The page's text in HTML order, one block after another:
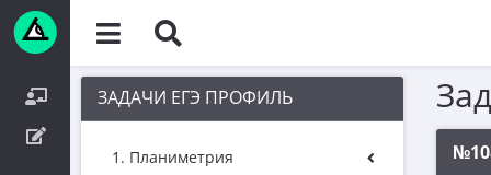
ЗАДАЧИ ЕГЭ ПРОФИЛЬ
1. Планиметрия